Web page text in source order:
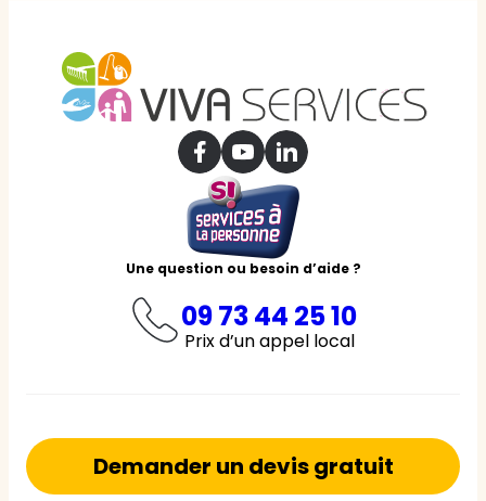
Une question ou besoin d’aide ?
09 73 44 25 10
Prix d’un appel local
Demander un devis gratuit